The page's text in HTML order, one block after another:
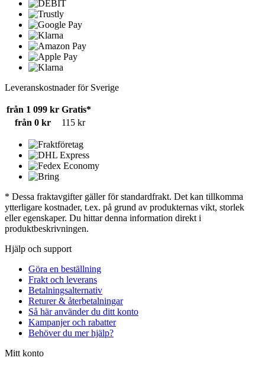
Leveranskostnader för Sverige
från 1 099 kr Gratis*
från 0 kr
115 kr
* Dessa fraktavgifter gäller för standardfrakt. Det kan tillkomma
ytterligare kostnader, t.ex. på grund av produkternas vikt, storlek
eller egenskaper. Du hittar denna information direkt i
produktbeskrivningen.
Hjälp och support
Göra en beställning
Frakt och leverans
Betalningsalternativ
Returer & återbetalningar
Så här använder du ditt konto
Kampanjer och rabatter
Behöver du mer hjälp?
Mitt konto